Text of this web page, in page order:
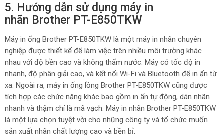
5. Hướng dẫn sử dụng máy in
nhãn Brother PT-E850TKW
Máy in ống Brother PT-E850TKW là một máy in nhãn chuyên
nghiệp được thiết kế để làm việc trên nhiều môi trường khác
nhau với độ bền cao và không thấm nước. Máy có tốc độ in
nhanh, độ phân giải cao, và kết nối Wi-Fi và Bluetooth để in ấn từ
xa. Ngoài ra, máy in ống lồng Brother PT-E850TKW cũng được
tích hợp các chức năng khác bao gồm in ấn tự động, dán nhãn
nhanh và thậm chí là mã vạch. Máy in nhãn Brother PT-E850TKW
là một lựa chọn tuyệt vời cho những công ty và tổ chức muốn
sản xuất nhãn chất lượng cao và bền bỉ.